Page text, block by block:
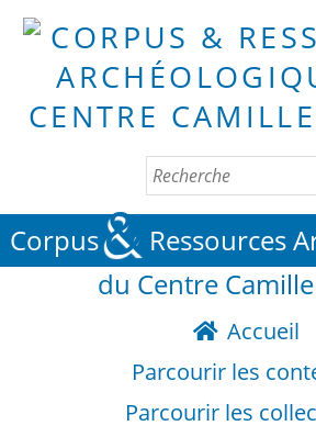
Corpus&Ressources
du Centre
Accueil
Parcourir les
Parcourir les